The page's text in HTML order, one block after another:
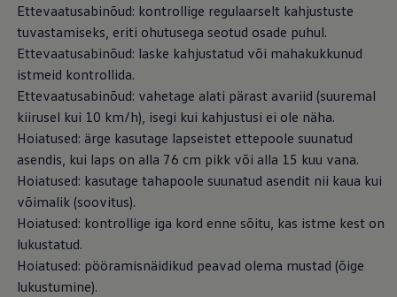
Ettevaatusabinõud: kontrollige regulaarselt kahjustuste
tuvastamiseks, eriti ohutusega seotud osade puhul.
Ettevaatusabinõud: laske kahjustatud või mahakukkunud
istmeid kontrollida.
Ettevaatusabinõud: vahetage alati pärast avariid (suuremal
kiirusel kui 10 km/h), isegi kui kahjustusi ei ole näha.
Hoiatused: ärge kasutage lapseistet ettepoole suunatud
asendis, kui laps on alla 76 cm pikk või alla 15 kuu vana.
Hoiatused: kasutage tahapoole suunatud asendit nii kaua kui
võimalik (soovitus).
Hoiatused: kontrollige iga kord enne sõitu, kas istme kest on
lukustatud.
Hoiatused: pööramisnäidikud peavad olema mustad (õige
lukustumine).